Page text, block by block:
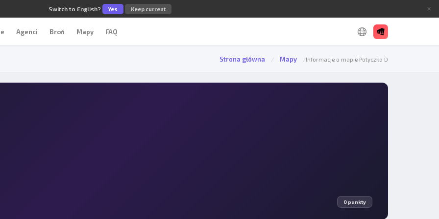
Switch to English? Yes Keep current ✕
Agenci Broń Mapy FAQ
Strona główna / Mapy /Informacje o mapie Potyczka D
0 punkty